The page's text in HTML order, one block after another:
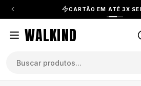
CARTÃO EM ATÉ 3X
WALKIND